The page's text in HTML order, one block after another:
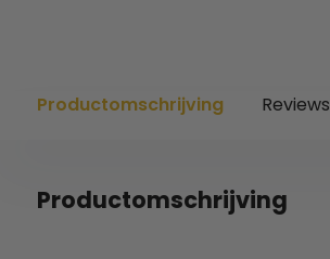
Productomschrijving Reviews
Productomschrijving